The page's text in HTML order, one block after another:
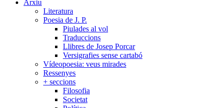
Arxiu
Literatura
Poesia de J. P.
Piulades al vol
Traduccions
Llibres de Josep Porcar
Versigrafies sense cartabó
Vídeopoesia: veus mirades
Ressenyes
+ seccions
Filosofia
Societat